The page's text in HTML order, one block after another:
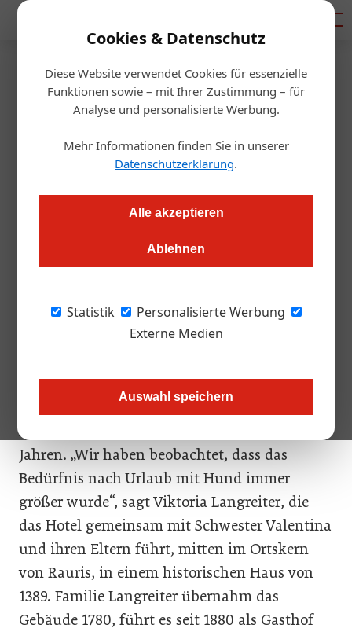
Cookies & Datenschutz
Diese Website verwendet Cookies für essenzielle
Funktionen sowie – mit Ihrer Zustimmung – für
Analyse und personalisierte Werbung.
Mehr Informationen finden Sie in unserer
Datenschutzerklärung.
Alle akzeptieren
Ablehnen
Statistik
Personalisierte Werbung
Externe Medien
Auswahl speichern
Startseite/Gastro & Hotel
Hier ist der Hund König!
Jasmin Kreulitsch 17.10.2019, 13:27 Uhr
Urlaub mit Wau-Effekt – im beschaulichen Ort Rauris macht
Grimming Dogs & Friends hat bis zu 50 Hunde gleichzeitig zu
Gast – plus Herrchen und Frauchen. Die ÖGZ hat im
An der Rezeption stehen Trinkbrunnen und
Regal mit Handtüchern gegen dreckige
Pfoten. Alles für vierbeinige Gäste. Hier ist der
Hund König! Die Idee entstand vor zehn
Jahren. „Wir haben beobachtet, dass das
Bedürfnis nach Urlaub mit Hund immer
größer wurde“, sagt Viktoria Langreiter, die
das Hotel gemeinsam mit Schwester Valentina
und ihren Eltern führt, mitten im Ortskern
von Rauris, in einem historischen Haus von
1389. Familie Langreiter übernahm das
Gebäude 1780, führt es seit 1880 als Gasthof